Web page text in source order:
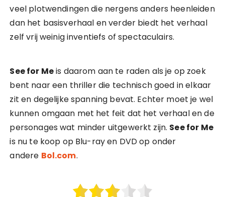
veel plotwendingen die nergens anders heenleiden
dan het basisverhaal en verder biedt het verhaal
zelf vrij weinig inventiefs of spectaculairs.
See for Meis daarom aan te raden als je op zoek
bent naar een thriller die technisch goed in elkaar
zit en degelijke spanning bevat. Echter moet je wel
kunnen omgaan met het feit dat het verhaal en de
personages wat minder uitgewerkt zijn. See for Me
is nu te koop op Blu-ray en DVD op onder
andere Bol.com.